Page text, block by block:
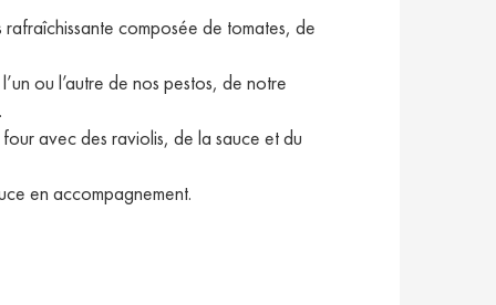
composée de tomates, de
ou l’autre de nos pestos, de notre
avec des raviolis, de la sauce et du
en accompagnement.